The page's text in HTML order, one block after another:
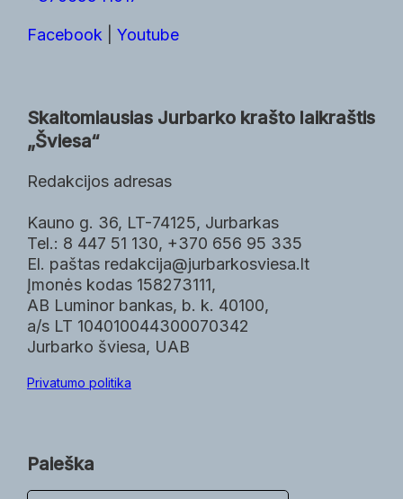
Facebook Youtube
Skaitomiausias Jurbarko krašto laikraštis
„Šviesa“
Redakcijos adresas
Kauno g. 36, LT-74125, Jurbarkas
Tel.: 8 447 51 130, +370 656 95 335
El. paštas redakcija@jurbarkosviesa.lt
Įmonės kodas 158273111,
AB Luminor bankas, b. k. 40100,
a/s LT 104010044300070342
Jurbarko šviesa, UAB
Privatumo politika
Paieška